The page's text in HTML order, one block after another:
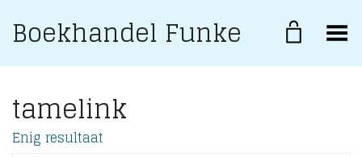
Boekhandel Funke Toggle Menu
tamelink
Enig resultaat